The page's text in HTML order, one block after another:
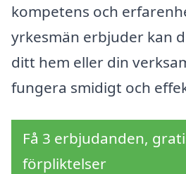
kompetens och
yrkesmän erbjuder kan
ditt hem eller din
fungera smidigt och
Få 3 erbjudanden,
förpliktelser